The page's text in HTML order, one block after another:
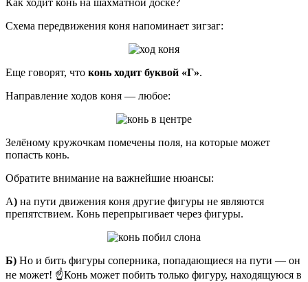
Как ходит конь на шахматной доске?
Схема передвижения коня напоминает зигзаг:
Еще говорят, что конь ходит буквой «Г».
Направление ходов коня — любое:
Зелёному кружочкам помечены поля, на которые может
попасть конь.
Обратите внимание на важнейшие нюансы:
А) на пути движения коня другие фигуры не являются
препятствием. Конь перепрыгивает через фигуры.
Б) Но и бить фигуры соперника, попадающиеся на пути — он
не может! ☝️Конь может побить только фигуру, находящуюся в